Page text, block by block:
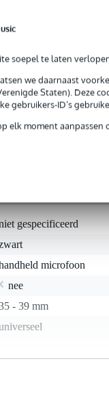
soepel te laten
we daarnaast
Staten). Deze
gebruikers-ID’s
elk moment
is een
Ongewenste
van hoge
gespecificeerd
microfoon
nee
- 39 mm